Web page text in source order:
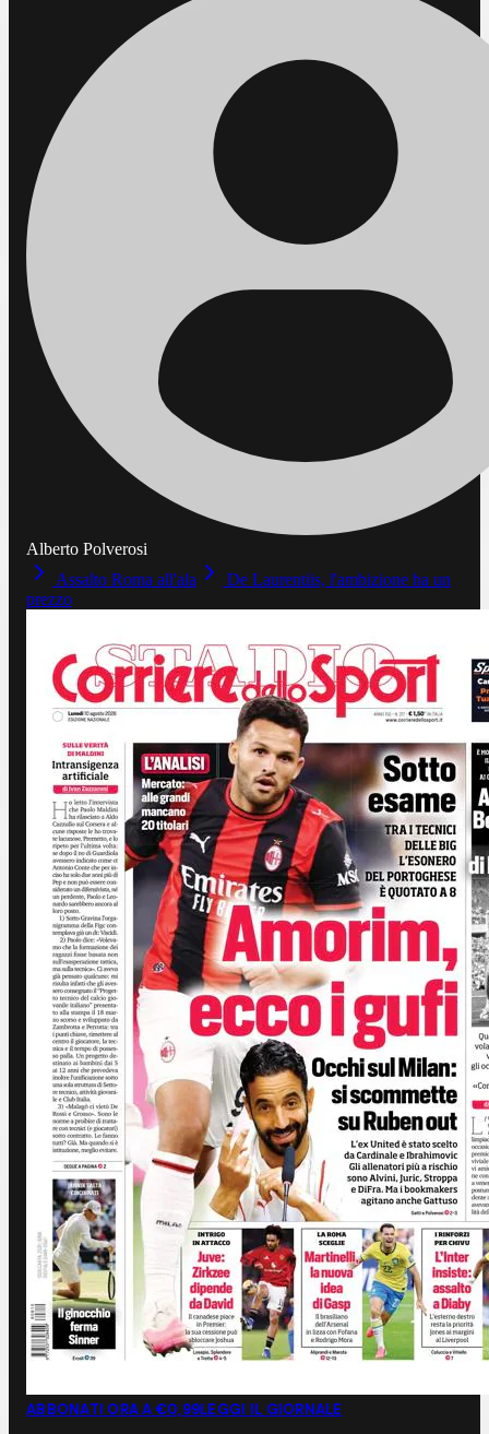
Alberto Polverosi
Assalto Roma all'ala
De Laurentiis, l'ambizione ha un
prezzo
ABBONATI ORA A €0,99LEGGI IL GIORNALE